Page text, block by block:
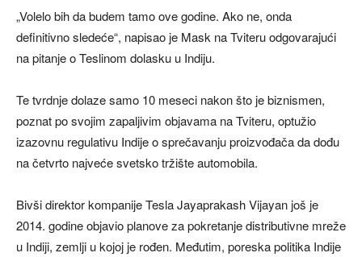
„Volelo bih da budem tamo ove godine. Ako ne, onda
definitivno sledeće“, napisao je Mask na Tviteru odgovarajući
na pitanje o Teslinom dolasku u Indiju.
Te tvrdnje dolaze samo 10 meseci nakon što je biznismen,
poznat po svojim zapaljivim objavama na Tviteru, optužio
izazovnu regulativu Indije o sprečavanju proizvođača da dođu
na četvrto najveće svetsko tržište automobila.
Bivši direktor kompanije Tesla Jayaprakash Vijayan još je
2014. godine objavio planove za pokretanje distributivne mreže
u Indiji, zemlji u kojoj je rođen. Međutim, poreska politika Indije